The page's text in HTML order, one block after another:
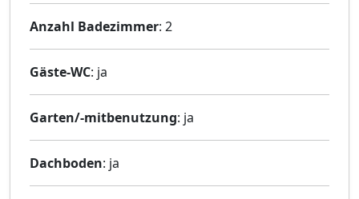
Anzahl Badezimmer: 2
Gäste-WC: ja
Garten/-mitbenutzung: ja
Dachboden: ja